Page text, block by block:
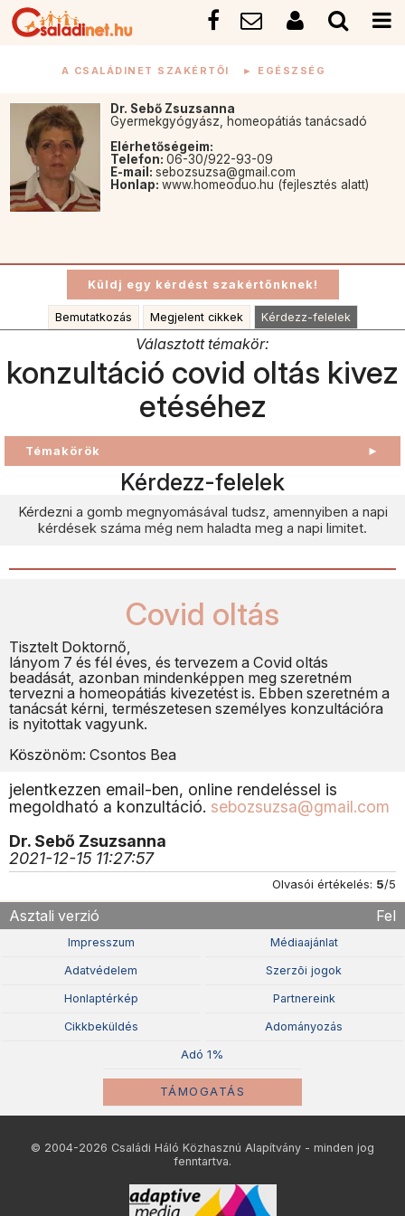
A CSALÁDINET SZAKÉRTŐI ► EGÉSZSÉG
Dr. Sebő Zsuzsanna
Gyermekgyógyász, homeopátiás tanácsadó
Elérhetőségeim:
Telefon: 06-30/922-93-09
E-mail: sebozsuzsa@gmail.com
Honlap: www.homeoduo.hu (fejlesztés alatt)
Bemutatkozás Megjelent cikkek Kérdezz-felelek
Választott témakör:
konzultáció covid oltás kivez
etéséhez
Témakörök ►
Kérdezz-felelek
Kérdezni a gomb megnyomásával tudsz, amennyiben a napi
kérdések száma még nem haladta meg a napi limitet.
Covid oltás
Tisztelt Doktornő,
lányom 7 és fél éves, és tervezem a Covid oltás
beadását, azonban mindenképpen meg szeretném
tervezni a homeopátiás kivezetést is. Ebben szeretném a
tanácsát kérni, természetesen személyes konzultációra
is nyitottak vagyunk.
Köszönöm: Csontos Bea
jelentkezzen email-ben, online rendeléssel is
megoldható a konzultáció. sebozsuzsa@gmail.com
Dr. Sebő Zsuzsanna
2021-12-15 11:27:57
Olvasói értékelés: 5/5
Asztali verzió Fel
Impresszum Médiaajánlat
Adatvédelem Szerzõi jogok
Honlaptérkép Partnereink
Cikkbeküldés Adományozás
Adó 1%
TÁMOGATÁS
© 2004-2026 Családi Háló Közhasznú Alapítvány - minden jog
fenntartva.